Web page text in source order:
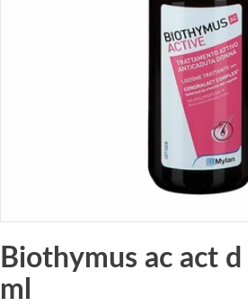
Apri supporto 0 in modalità modale
Biothymus ac act
ml